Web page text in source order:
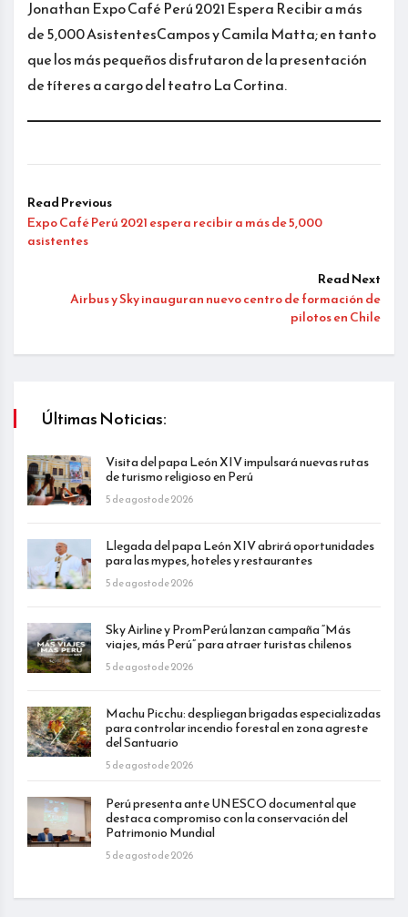
Jonathan Expo Café Perú 2021 Espera Recibir a más
de 5,000 AsistentesCampos y Camila Matta; en tanto
que los más pequeños disfrutaron de la presentación
de títeres a cargo del teatro La Cortina.
Read Previous
Expo Café Perú 2021 espera recibir a más de 5,000
asistentes
Read Next
Airbus y Sky inauguran nuevo centro de formación de
pilotos en Chile
Últimas Noticias:
Visita del papa León XIV impulsará nuevas rutas
de turismo religioso en Perú
5 de agosto de 2026
Llegada del papa León XIV abrirá oportunidades
para las mypes, hoteles y restaurantes
5 de agosto de 2026
Sky Airline y PromPerú lanzan campaña “Más
viajes, más Perú” para atraer turistas chilenos
5 de agosto de 2026
Machu Picchu: despliegan brigadas especializadas
para controlar incendio forestal en zona agreste
del Santuario
5 de agosto de 2026
Perú presenta ante UNESCO documental que
destaca compromiso con la conservación del
Patrimonio Mundial
5 de agosto de 2026